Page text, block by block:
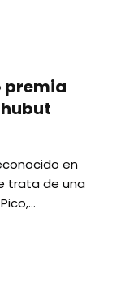
premia
en
trata de una